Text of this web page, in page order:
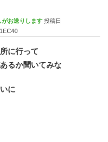
がお送りします 投稿日
に行って
るか聞いてみな
に